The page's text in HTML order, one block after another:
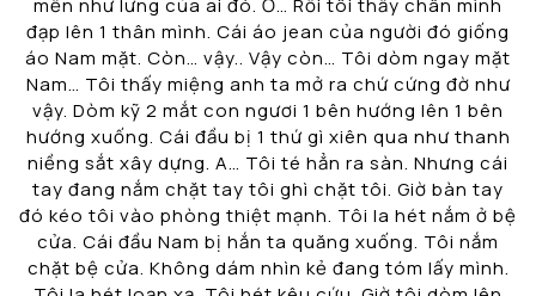
mền như lưng của ai đó. Ơ… Rồi tôi thấy chân mình
đạp lên 1 thân mình. Cái áo jean của người đó giống
áo Nam mặt. Còn… vậy.. Vậy còn… Tôi dòm ngay mặt
Nam… Tôi thấy miệng anh ta mở ra chứ cứng đờ như
vậy. Dòm kỹ 2 mắt con ngươi 1 bên hướng lên 1 bên
hướng xuống. Cái đầu bị 1 thứ gì xiên qua như thanh
niềng sắt xây dựng. A… Tôi té hẳn ra sàn. Nhưng cái
tay đang nắm chặt tay tôi ghì chặt tôi. Giờ bàn tay
đó kéo tôi vào phòng thiệt mạnh. Tôi la hét nắm ở bệ
cửa. Cái đầu Nam bị hắn ta quăng xuống. Tôi nắm
chặt bệ cửa. Không dám nhìn kẻ đang tóm lấy mình.